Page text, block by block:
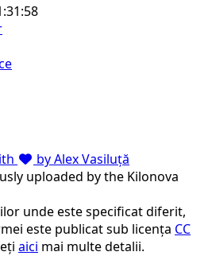
by Alex Vasiluță
uploaded by the Kilonova
unde este specificat diferit,
este publicat sub licența CC
aici mai multe detalii.